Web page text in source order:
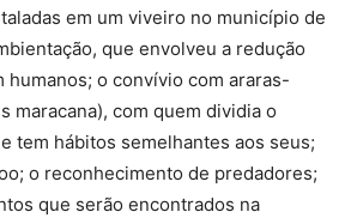
em um viveiro no município de
que envolveu a redução
humanos; o convívio com araras-
maracana), com quem dividia o
tem hábitos semelhantes aos seus;
o reconhecimento de predadores;
que serão encontrados na